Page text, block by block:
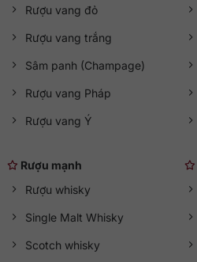
Rượu vang đỏ
Rượu vang trắng
Sâm panh (Champage)
Rượu vang Pháp
Rượu vang Ý
Rượu mạnh
Rượu whisky
Single Malt Whisky
Scotch whisky